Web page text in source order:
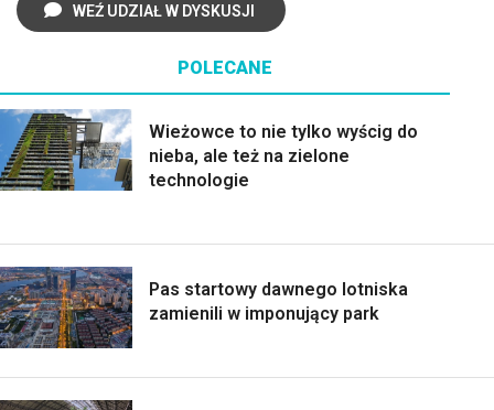
WEŹ UDZIAŁ W DYSKUSJI
POLECANE
Wieżowce to nie tylko wyścig do
nieba, ale też na zielone
technologie
Pas startowy dawnego lotniska
zamienili w imponujący park